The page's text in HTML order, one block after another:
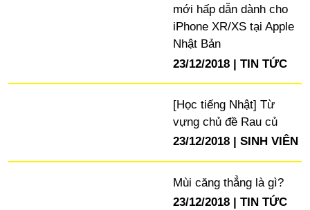
mới hấp dẫn dành cho
iPhone XR/XS tại Apple
Nhật Bản
23/12/2018
TIN TỨC
[Học tiếng Nhật] Từ
vựng chủ đề Rau củ
23/12/2018
SINH VIÊN
Mùi căng thẳng là gì?
23/12/2018
TIN TỨC